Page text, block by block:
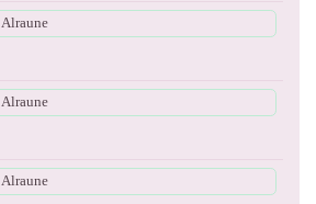
Alraune
Alraune
Alraune